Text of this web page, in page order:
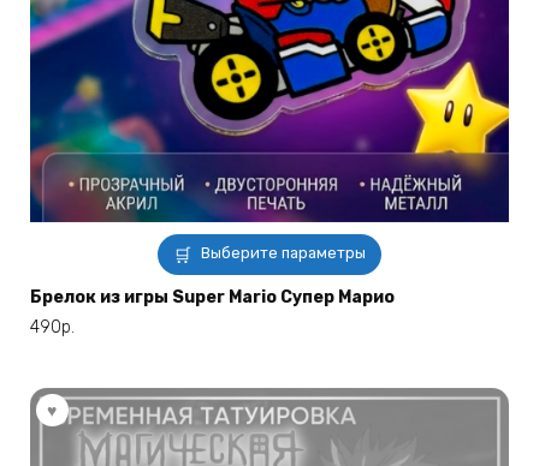
Выберите параметры
Этот
товар
имеет
можно
выбрать
на
Брелок из игры Super Mario Супер Марио
490р.